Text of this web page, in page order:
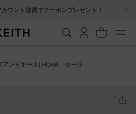
ウント連携でクーポンプレゼント！
アンドキース) HOME
セール